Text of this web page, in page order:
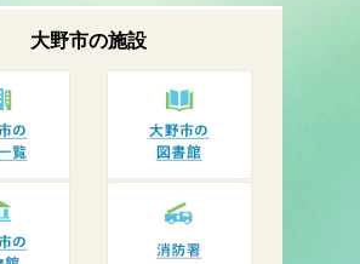
大野市の施設